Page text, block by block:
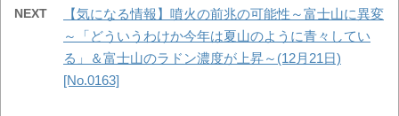
NEXT
【気になる情報】噴火の前兆の可能性～富士山に異変
～「どういうわけか今年は夏山のように青々してい
る」＆富士山のラドン濃度が上昇～(12月21日)
[No.0163]